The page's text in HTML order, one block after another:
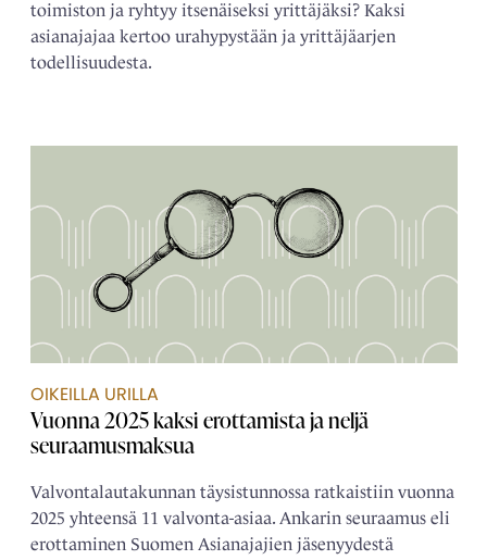
toimiston ja ryhtyy itsenäiseksi yrittäjäksi? Kaksi
asianajajaa kertoo urahypystään ja yrittäjäarjen
todellisuudesta.
OIKEILLA URILLA
Vuonna 2025 kaksi erottamista ja neljä
seuraamusmaksua
Valvontalautakunnan täysistunnossa ratkaistiin vuonna
2025 yhteensä 11 valvonta-asiaa. Ankarin seuraamus eli
erottaminen Suomen Asianajajien jäsenyydestä